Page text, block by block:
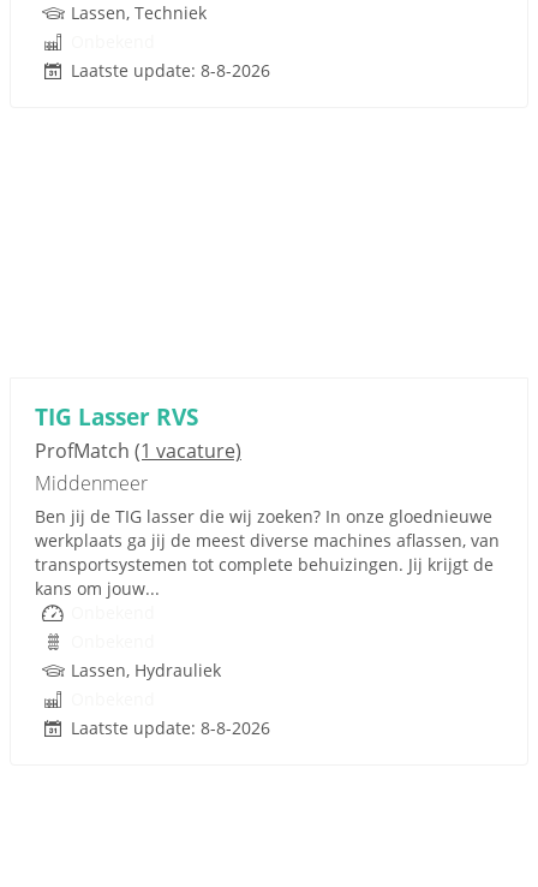
Lassen, Techniek
Laatste update: 8-8-2026
TIG Lasser RVS
ProfMatch (1 vacature)
Middenmeer
Ben jij de TIG lasser die wij zoeken? In onze gloednieuwe
werkplaats ga jij de meest diverse machines aflassen, van
transportsystemen tot complete behuizingen. Jij krijgt de
kans om jouw...
Lassen, Hydrauliek
Laatste update: 8-8-2026